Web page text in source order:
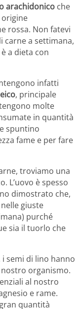
arachidonico che
rossa. Non fatevi
carne a settimana,
a dieta con
infatti
, principale
molte
in quantità
spuntino
fame e per fare
troviamo una
L’uovo è spesso
dimostrato che,
giuste
purché
sia il tuorlo che
semi di lino hanno
organismo.
al nostro
e rame.
quantità